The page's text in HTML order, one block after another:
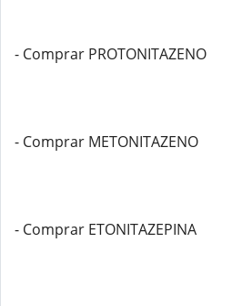
- Comprar PROTONITAZENO
- Comprar METONITAZENO
- Comprar ETONITAZEPINA